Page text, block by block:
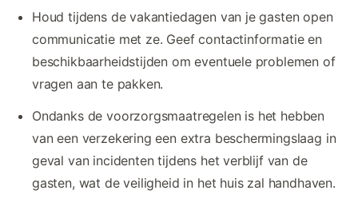
Houd tijdens de vakantiedagen van je gasten open
communicatie met ze. Geef contactinformatie en
beschikbaarheidstijden om eventuele problemen of
vragen aan te pakken.
Ondanks de voorzorgsmaatregelen is het hebben
van een verzekering een extra beschermingslaag in
geval van incidenten tijdens het verblijf van de
gasten, wat de veiligheid in het huis zal handhaven.